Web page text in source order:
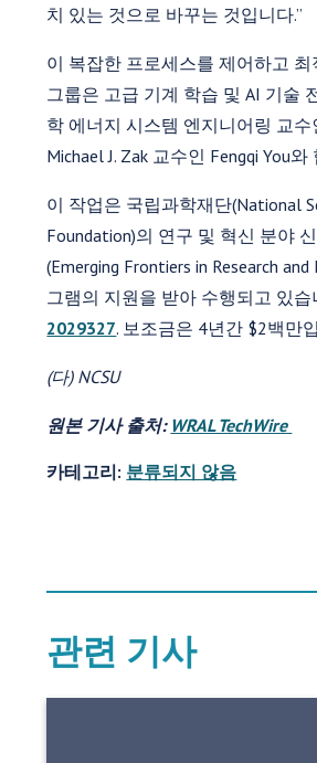
치 있는 것으로 바꾸는 것입니다.”
이 복잡한 프로세스를 제어하고 최
그룹은 고급 기계 학습 및 AI 기술
학 에너지 시스템 엔지니어링 교수
Michael J. Zak 교수인 Fengqi You
이 작업은 국립과학재단(National
Foundation)의 연구 및 혁신 분야
(Emerging Frontiers in Research
그램의 지원을 받아 수행되고 있습
2029327. 보조금은 4년간 $2백만
(다) NCSU
원본 기사 출처: WRAL TechWire
카테고리: 분류되지 않음
관련 기사